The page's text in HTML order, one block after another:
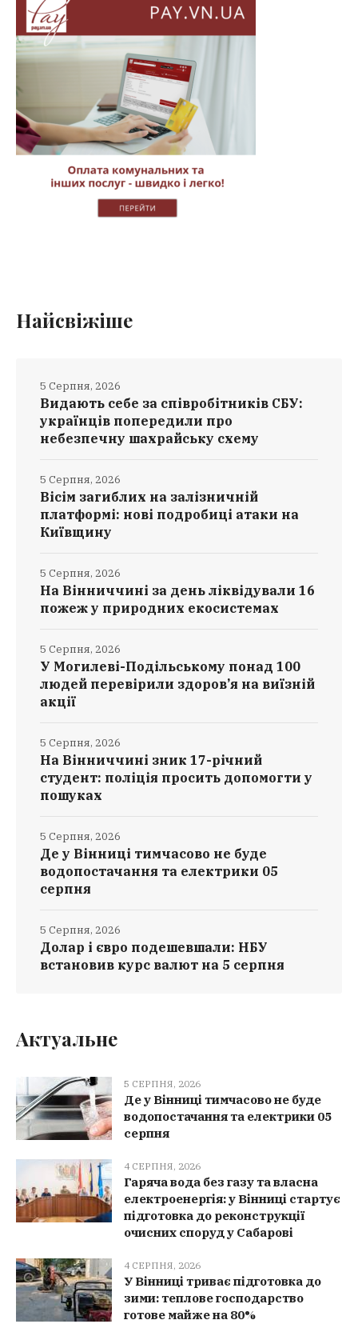
Найсвіжіше
Видають себе за співробітників СБУ:
українців попередили про
небезпечну шахрайську схему
5 Серпня, 2026
Вісім загиблих на залізничній
платформі: нові подробиці атаки на
Київщину
5 Серпня, 2026
На Вінниччині за день ліквідували 16
пожеж у природних екосистемах
5 Серпня, 2026
У Могилеві-Подільському понад 100
людей перевірили здоров’я на виїзній
акції
5 Серпня, 2026
На Вінниччині зник 17-річний
студент: поліція просить допомогти у
пошуках
5 Серпня, 2026
Де у Вінниці тимчасово не буде
водопостачання та електрики 05
серпня
5 Серпня, 2026
Долар і євро подешевшали: НБУ
встановив курс валют на 5 серпня
5 Серпня, 2026
Актуальне
5 СЕРПНЯ, 2026
Де у Вінниці тимчасово не буде
водопостачання та електрики 05
серпня
4 СЕРПНЯ, 2026
Гаряча вода без газу та власна
електроенергія: у Вінниці стартує
підготовка до реконструкції
очисних споруд у Сабарові
4 СЕРПНЯ, 2026
У Вінниці триває підготовка до
зими: теплове господарство
готове майже на 80%